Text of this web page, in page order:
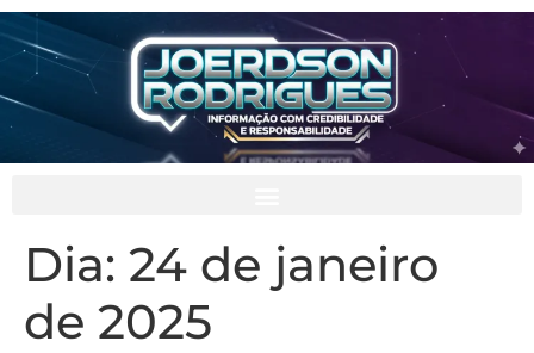
Dia: 24 de janeiro
de 2025